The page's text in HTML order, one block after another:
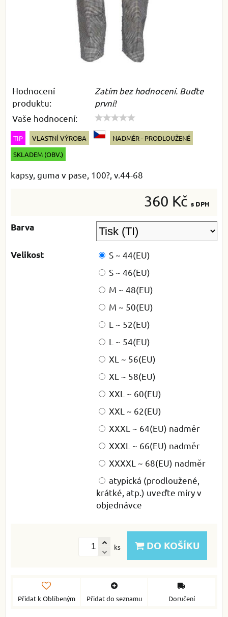
Hodnocení
produktu:
Zatím bez hodnocení. Buďte
první!
Vaše hodnocení:
TIP VLASTNÍ VÝROBA
NADMĚR - PRODLOUŽENÉ
SKLADEM (OBV.)
kapsy, guma v pase, 100?, v.44-68
360 Kč s DPH
Barva
Velikost
S ~ 44(EU)
S ~ 46(EU)
M ~ 48(EU)
M ~ 50(EU)
L ~ 52(EU)
L ~ 54(EU)
XL ~ 56(EU)
XL ~ 58(EU)
XXL ~ 60(EU)
XXL ~ 62(EU)
XXXL ~ 64(EU) nadměr
XXXL ~ 66(EU) nadměr
XXXXL ~ 68(EU) nadměr
atypická (prodloužené,
krátké, atp.) uveďte míry v
objednávce
ks DO KOŠÍKU
Přidat k Oblíbeným Přidat do seznamu Doručení